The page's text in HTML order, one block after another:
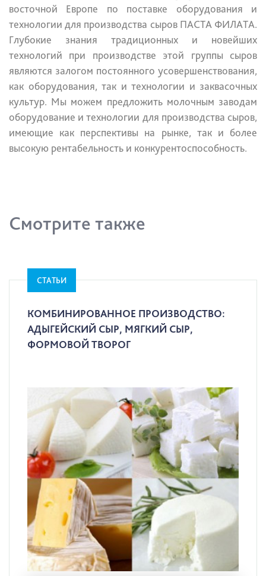
восточной Европе по поставке оборудования и
технологии для производства сыров ПАСТА ФИЛАТА.
Глубокие знания традиционных и новейших
технологий при производстве этой группы сыров
являются залогом постоянного усовершенствования,
как оборудования, так и технологии и заквасочных
культур. Мы можем предложить молочным заводам
оборудование и технологии для производства сыров,
имеющие как перспективы на рынке, так и более
высокую рентабельность и конкурентоспособность.
Смотрите также
СТАТЬИ
КОМБИНИРОВАННОЕ ПРОИЗВОДСТВО:
АДЫГЕЙСКИЙ СЫР, МЯГКИЙ СЫР,
ФОРМОВОЙ ТВОРОГ